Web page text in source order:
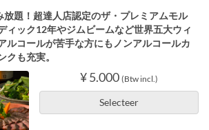
題！超達人店認定のザ・プレミアムモル
ィック12年やジムビームなど世界五大ウィ
ルコールが苦手な方にもノンアルコールカ
クも充実。
¥ 5.000 (Btw incl.)
Selecteer